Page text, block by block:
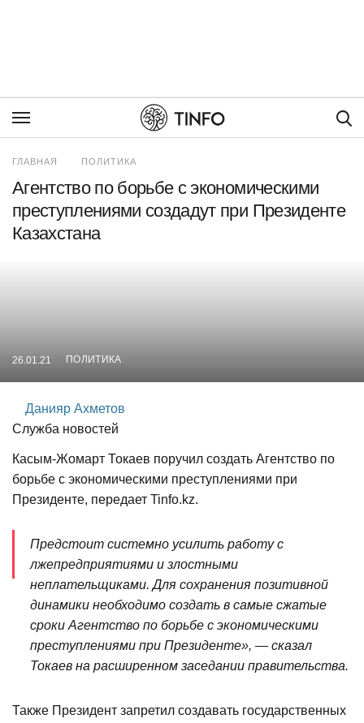
ГЛАВНАЯ ПОЛИТИКА
Агентство по борьбе с экономическими
преступлениями создадут при Президенте
Казахстана
26.01.21 ПОЛИТИКА
Данияр Ахметов
Служба новостей
Касым-Жомарт Токаев поручил создать Агентство по
борьбе с экономическими преступлениями при
Президенте, передает Tinfo.kz.
Предстоит системно усилить работу с
лжепредприятиями и злостными
неплательщиками. Для сохранения позитивной
динамики необходимо создать в самые сжатые
сроки Агентство по борьбе с экономическими
преступлениями при Президенте», — сказал
Токаев на расширенном заседании правительства.
Также Президент запретил создавать государственных